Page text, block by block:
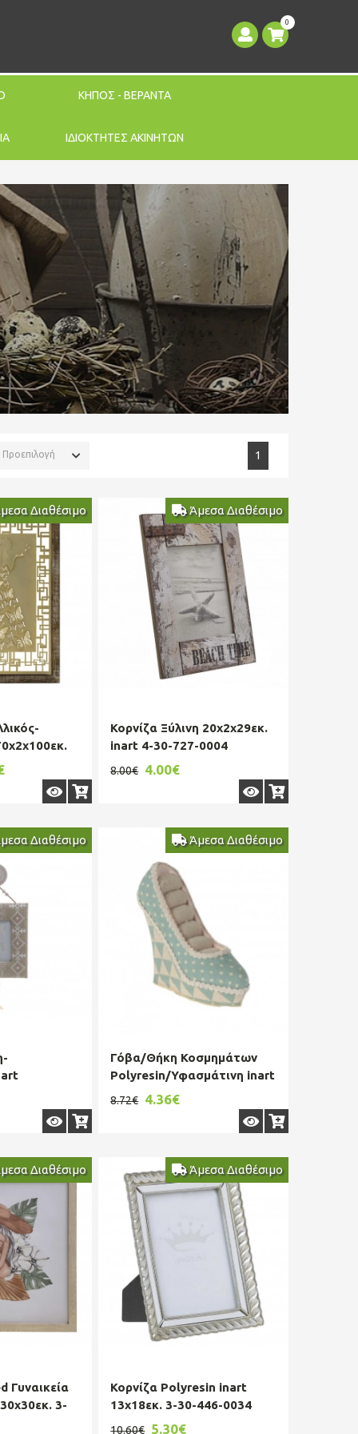
0
ΚΗΠΟΣ - ΒΕΡΑΝΤΑ
ΙΔΙΟΚΤΗΤΕΣ ΑΚΙΝΗΤΩΝ
Προεπιλογή 1
Διαθέσιμο Άμεσα Διαθέσιμο
Κορνίζα Ξύλινη 20x2x29εκ.
inart 4-30-727-0004
8.00€ 4.00€
Διαθέσιμο Άμεσα Διαθέσιμο
Γόβα/Θήκη Κοσμημάτων
Polyresin/Υφασμάτινη inart
8.72€ 4.36€
Διαθέσιμο
Γυναικεία
3-
Άμεσα Διαθέσιμο
Κορνίζα Polyresin inart
13x18εκ. 3-30-446-0034
10.60€ 5.30€